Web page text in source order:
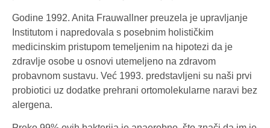
Godine 1992. Anita Frauwallner preuzela je upravljanje
Institutom i napredovala s posebnim holističkim
medicinskim pristupom temeljenim na hipotezi da je
zdravlje osobe u osnovi utemeljeno na zdravom
probavnom sustavu. Već 1993. predstavljeni su naši prvi
probiotici uz dodatke prehrani ortomolekularne naravi bez
alergena.